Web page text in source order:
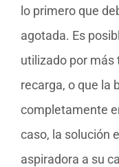
lo primero que
agotada. Es
utilizado por más
recarga, o que la
completamente
caso, la solución
aspiradora a su